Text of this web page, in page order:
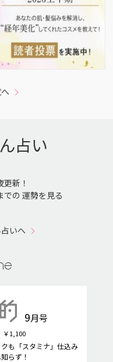
占い
新！
の 運勢を見る
いへ
9月号
1,100
も「スタミナ」仕込み
らず！